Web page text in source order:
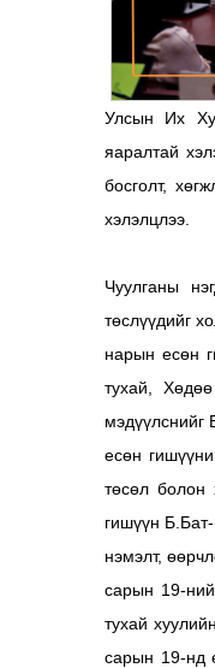
Улсын Их
яаралтай
босголт,
хэлэлцлээ.
Чуулганы
төслүүдийг
нарын есөн
тухай,
есөн
төсөл болон
гишүүн
нэмэлт,
сарын 19-
тухай
сарын 19-нд